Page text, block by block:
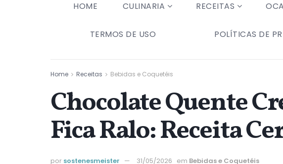
HOME CULINARIA RECEITAS
TERMOS DE USO POLÍTICAS DE
Home Receitas Bebidas e Coquetéis
Chocolate Quente
Fica Ralo: Receita
por sostenesmeister 31/05/2026 em Bebidas e Coquetéis